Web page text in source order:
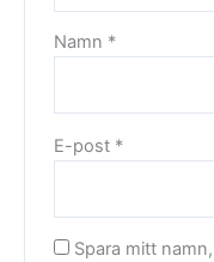
Namn *
E-post *
Spara mitt